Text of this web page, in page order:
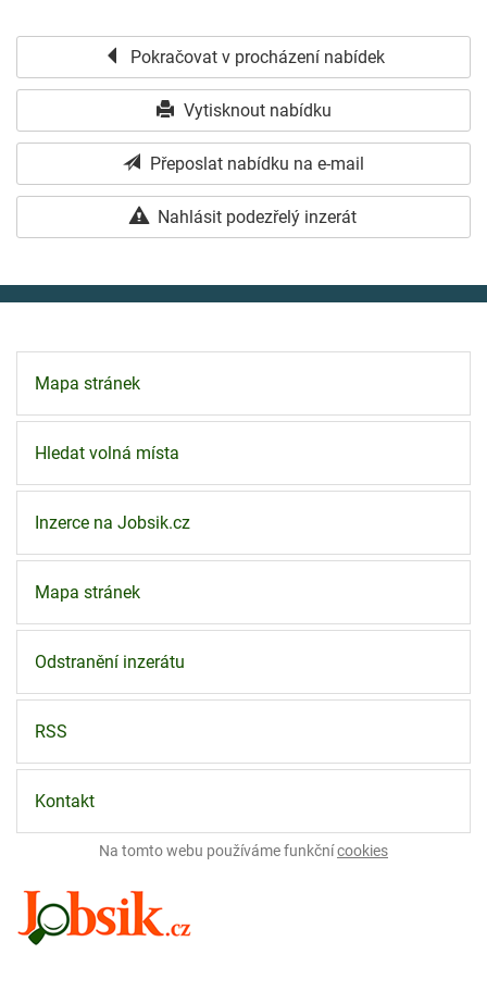
Pokračovat v procházení nabídek
Vytisknout nabídku
Přeposlat nabídku na e-mail
Nahlásit podezřelý inzerát
Mapa stránek
Hledat volná místa
Inzerce na Jobsik.cz
Mapa stránek
Odstranění inzerátu
RSS
Kontakt
Na tomto webu používáme funkčnícookies